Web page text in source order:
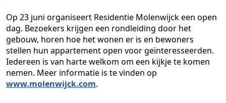
Op 23 juni organiseert Residentie Molenwijck een open
dag. Bezoekers krijgen een rondleiding door het
gebouw, horen hoe het wonen er is en bewoners
stellen hun appartement open voor geïnteresseerden.
Iedereen is van harte welkom om een kijkje te komen
nemen. Meer informatie is te vinden op
www.molenwijck.com.